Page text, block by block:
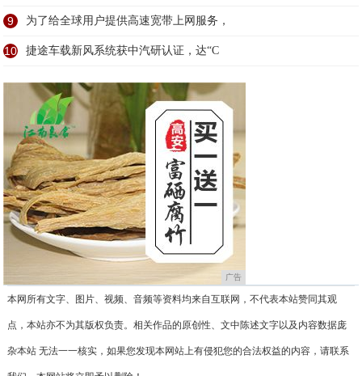
9 为了给全球用户提供高速宽带上网服务，
10 捷途车载新风系统获中汽研认证，达“C
广告
本网所有文字、图片、视频、音频等资料均来自互联网，不代表本站赞同其观
点，本站亦不为其版权负责。相关作品的原创性、文中陈述文字以及内容数据庞
杂本站 无法一一核实，如果您发现本网站上有侵犯您的合法权益的内容，请联系